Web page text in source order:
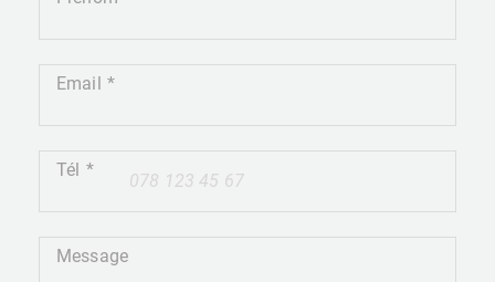
Email
+41
Tél
Message